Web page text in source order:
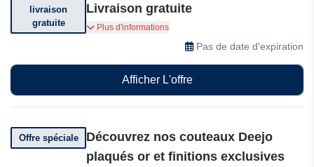
livraison
gratuite
Livraison gratuite
Livraison offerte. Voir conditions générales.
Plus d'informations
Pas de date d'expiration
Afficher L'offre
Offre spéciale
Découvrez nos couteaux Deejo
plaqués or et finitions exclusives